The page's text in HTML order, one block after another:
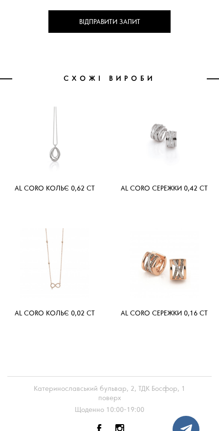
ВІДПРАВИТИ ЗАПИТ
СХОЖІ ВИРОБИ
AL CORO КОЛЬЄ 0,62 CT AL CORO СЕРЕЖКИ 0,42 CT
AL CORO КОЛЬЄ 0,02 CT AL CORO СЕРЕЖКИ 0,16 CT
Катеринославський бульвар, 2, ТДК Босфор, 1
поверх
Щоденно 10:00-19:00